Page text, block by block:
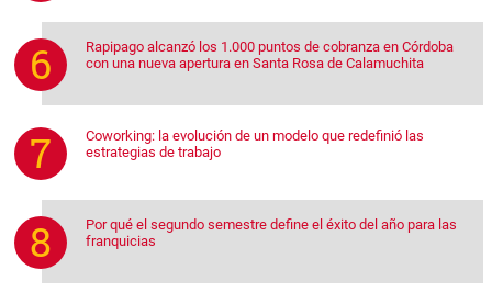
Rapipago alcanzó los 1.000 puntos de cobranza en Córdoba
con una nueva apertura en Santa Rosa de Calamuchita
Coworking: la evolución de un modelo que redefinió las
estrategias de trabajo
Por qué el segundo semestre define el éxito del año para las
franquicias